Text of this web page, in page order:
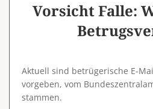
Vorsicht Falle:
Aktuell sind betrügerische E-
vorgeben, vom
stammen.